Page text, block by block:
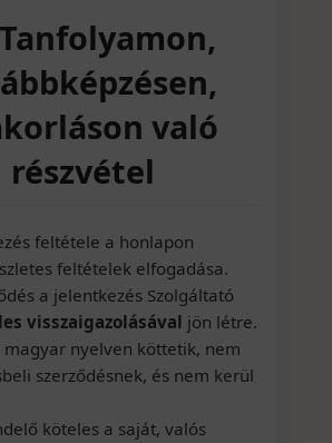
való
részvétel
feltétele a honlapon
feltételek elfogadása.
a jelentkezés Szolgáltató
visszaigazolásával jön létre.
magyar nyelven köttetik, nem
szerződésnek, és nem kerül
köteles a saját, valós